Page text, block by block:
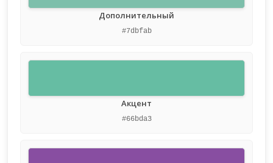
Дополнительный
#7dbfab
Акцент
#66bda3